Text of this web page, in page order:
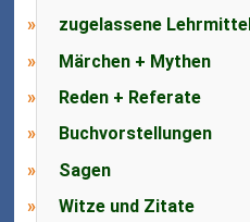
zugelassene Lehrmittel
Märchen + Mythen
Reden + Referate
Buchvorstellungen
Sagen
Witze und Zitate